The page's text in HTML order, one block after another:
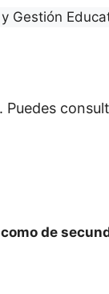
Gestión
Puedes
de